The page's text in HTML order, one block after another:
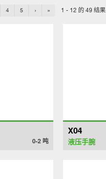
4 5 › » 1 - 12 的 49 结果
0-2 吨
X04
液压手腕